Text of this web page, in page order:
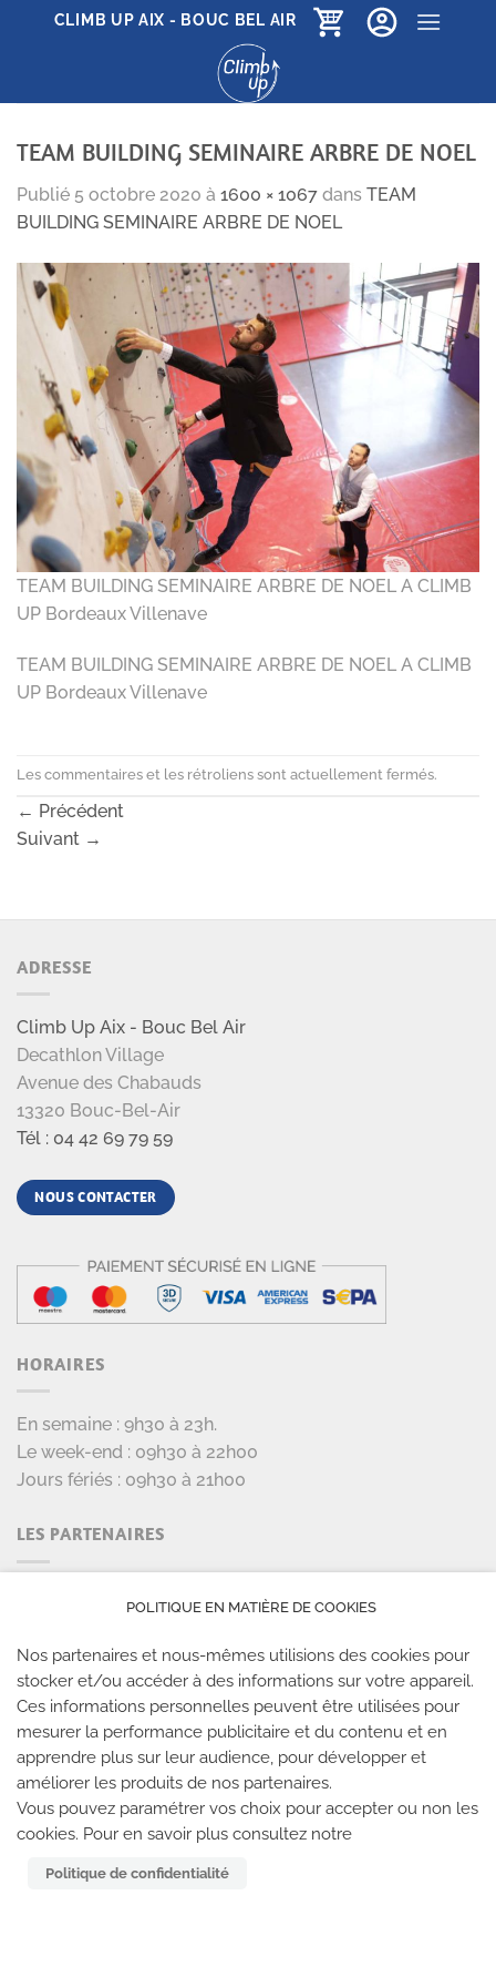
PasserCLIMB UP AIX - BOUC BEL AIR
TEAM BUILDING SEMINAIRE ARBRE DE NOEL
Publié 5 octobre 2020 à 1600 × 1067 dans TEAM
BUILDING SEMINAIRE ARBRE DE NOEL
TEAM BUILDING SEMINAIRE ARBRE DE NOEL A CLIMB
UP Bordeaux Villenave
TEAM BUILDING SEMINAIRE ARBRE DE NOEL A CLIMB
UP Bordeaux Villenave
Les commentaires et les rétroliens sont actuellement fermés.
← Précédent
Suivant →
ADRESSE
Climb Up Aix - Bouc Bel Air
Decathlon Village
Avenue des Chabauds
13320 Bouc-Bel-Air
Tél : 04 42 69 79 59
NOUS CONTACTER
HORAIRES
En semaine : 9h30 à 23h.
Le week-end : 09h30 à 22h00
Jours fériés : 09h30 à 21h00
LES PARTENAIRES
LES SALLES CLIMB UP
POLITIQUE EN MATIÈRE DE COOKIES
Nos partenaires et nous-mêmes utilisions des cookies pour
stocker et/ou accéder à des informations sur votre appareil.
Ces informations personnelles peuvent être utilisées pour
mesurer la performance publicitaire et du contenu et en
apprendre plus sur leur audience, pour développer et
améliorer les produits de nos partenaires.
Vous pouvez paramétrer vos choix pour accepter ou non les
cookies. Pour en savoir plus consultez notre
Politique de confidentialité